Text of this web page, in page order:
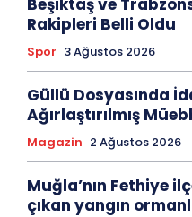
Beşiktaş ve
Rakipleri Belli Oldu
Spor 3 Ağustos 2026
Güllü Dosyasında
Ağırlaştırılmış
Magazin 2 Ağustos 2026
Muğla’nın Fethiye
çıkan yangın